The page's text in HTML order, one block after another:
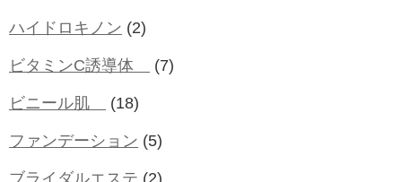
ハイドロキノン (2)
ビタミンC誘導体 (7)
ビニール肌 (18)
ファンデーション (5)
ブライダルエステ (2)